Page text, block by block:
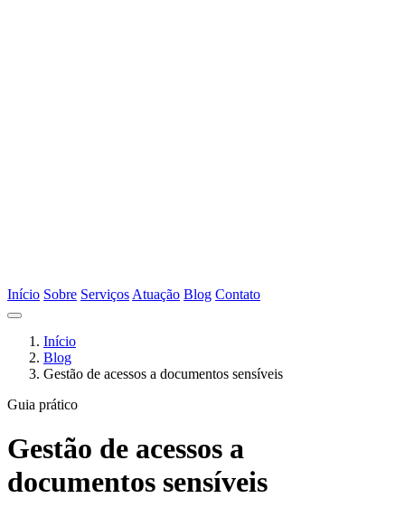
Início Sobre Serviços Atuação Blog Contato
Início
Blog
Gestão de acessos a documentos sensíveis
Guia prático
Gestão de acessos a
documentos sensíveis